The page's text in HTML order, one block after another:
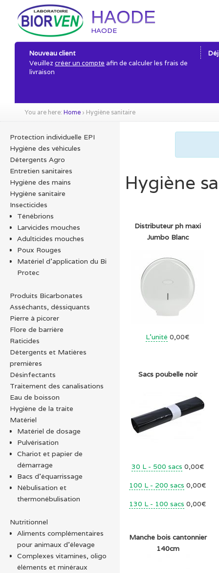
HAODE
HAODE
Nouveau client
Veuillez créer un compte afin de calculer les frais de
livraison
You are here: Home › Hygiène sanitaire
Hygiène
Distributeur ph maxi
Jumbo Blanc
L'unité 0,00€
Sacs poubelle noir
30 L - 500 sacs 0,00€
100 L - 200 sacs 0,00€
130 L - 100 sacs 0,00€
Manche bois cantonnier
140cm
Protection individuelle EPI
Hygiène des véhicules
Détergents Agro
Entretien sanitaires
Hygiène des mains
Hygiène sanitaire
Insecticides
Ténébrions
Larvicides mouches
Adulticides mouches
Poux Rouges
Matériel d’application du Bi
Protec
Produits Bicarbonates
Asséchants, déssiquants
Pierre à picorer
Flore de barrière
Raticides
Détergents et Matières
premières
Désinfectants
Traitement des canalisations
Eau de boisson
Hygiène de la traite
Matériel
Matériel de dosage
Pulvérisation
Chariot et papier de
démarrage
Bacs d'équarrissage
Nébulisation et
thermonébulisation
Nutritionnel
Aliments complémentaires
pour animaux d'élevage
Complexes vitamines, oligo
éléments et minéraux